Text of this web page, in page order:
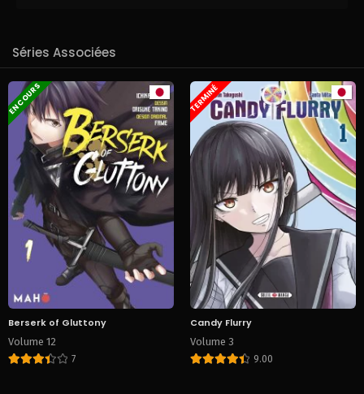
Séries Associées
EN COURS
Berserk of Gluttony
Volume 12
7
TERMINÉ
Candy Flurry
Volume 3
9.00